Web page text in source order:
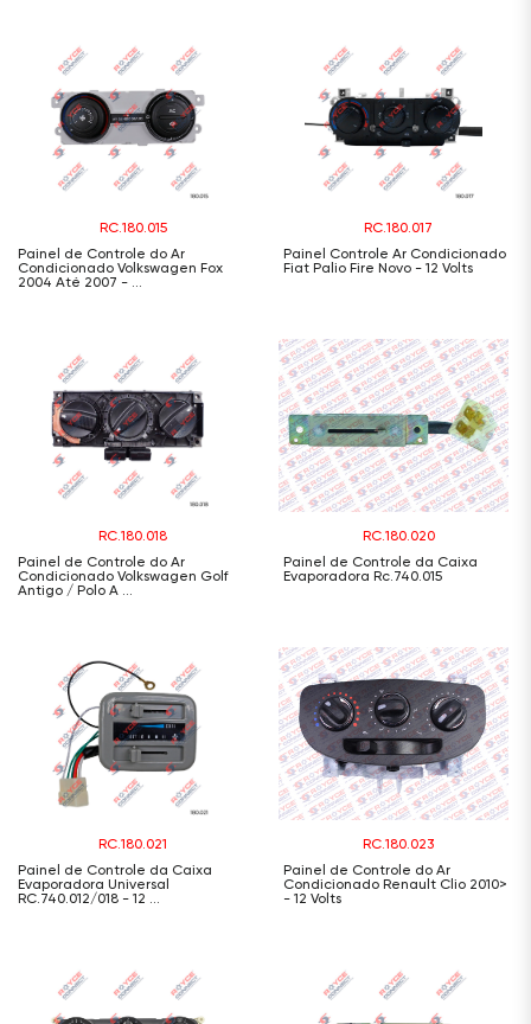
RC.180.015
Painel de Controle do Ar
Condicionado Volkswagen Fox
2004 Até 2007 - ...
RC.180.017
Painel Controle Ar Condicionado
Fiat Palio Fire Novo - 12 Volts
RC.180.018
Painel de Controle do Ar
Condicionado Volkswagen Golf
Antigo / Polo A ...
RC.180.020
Painel de Controle da Caixa
Evaporadora Rc.740.015
RC.180.021
Painel de Controle da Caixa
Evaporadora Universal
RC.740.012/018 - 12 ...
RC.180.023
Painel de Controle do Ar
Condicionado Renault Clio 2010>
- 12 Volts